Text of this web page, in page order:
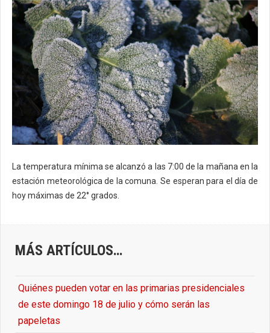
La temperatura mínima se alcanzó a las 7:00 de la mañana en la
estación meteorológica de la comuna. Se esperan para el día de
hoy máximas de 22° grados.
MÁS ARTÍCULOS…
Quiénes pueden votar en las primarias presidenciales
de este domingo 18 de julio y cómo serán las
papeletas